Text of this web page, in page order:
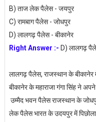
B) ताज लेक पैलेस - जयपुर
C) रामबाग पैलेस - जोधपुर
D) लालगढ़ पैलेस - बीकानेर
Right Answer :- D) लालगढ़
लालगढ़ पैलेस, राजस्थान के
बीकानेर के महाराजा गंगा सिंह ने अपने
उम्मैद भवन पैलेस राजस्थान के
लेक पैलेस भारत के उदयपुर में पिछोला